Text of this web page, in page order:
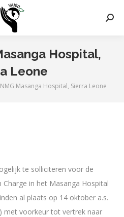
Hospital,
Leone
Masanga Hospital, Sierra Leone
te solliciteren voor de
in het Masanga Hospital
al plaats op 14 oktober a.s.
met voorkeur tot vertrek naar